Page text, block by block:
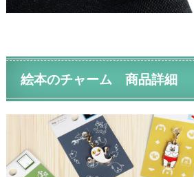
絵本のチャーム 商品詳細